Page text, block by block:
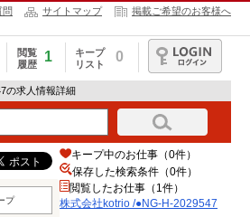
問 サイトマップ 掲載ご希望のお客様へ
閲覧
履歴
1
キープ
リスト
0
ログイン
の求人情報詳細
プ
キープ中のお仕事（0件）
保存した検索条件（0件）
閲覧したお仕事（1件）
株式会社kotrio /●NG-H-2029547